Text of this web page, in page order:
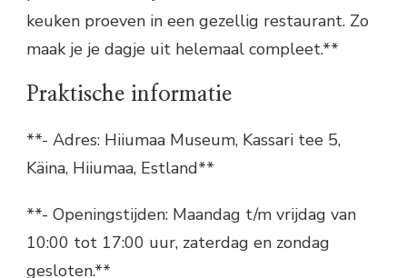
keuken proeven in een gezellig restaurant. Zo
maak je je dagje uit helemaal compleet.**
Praktische informatie
**- Adres: Hiiumaa Museum, Kassari tee 5,
Käina, Hiiumaa, Estland**
**- Openingstijden: Maandag t/m vrijdag van
10:00 tot 17:00 uur, zaterdag en zondag
gesloten.**